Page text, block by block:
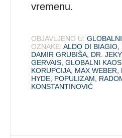
vremenu.
OBJAVLJENO U:
OZNAKE: ALDO DI BIAGIO
DAMIR GRUBIŠA DR.
GERVAIS ,GLOBALNI KAOS
KORUPCIJA MAX WEBER
HYDE POPULIZAM
KONSTANTINOVIĆ